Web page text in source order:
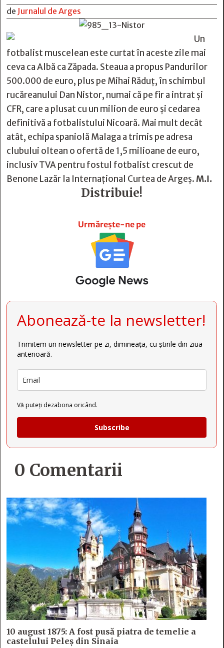
de Jurnalul de Arges
Un
fotbalist muscelean este curtat în aceste zile mai
ceva ca Albă ca Zăpada. Steaua a propus Pandurilor
500.000 de euro, plus pe Mihai Răduț, în schimbul
rucăreanului Dan Nistor, numai că pe fir a intrat și
CFR, care a plusat cu un milion de euro și cedarea
definitivă a fotbalistului Nicoară. Mai mult decât
atât, echipa spaniolă Malaga a trimis pe adresa
clubului oltean o ofertă de 1,5 milioane de euro,
inclusiv TVA pentru fostul fotbalist crescut de
Benone Lazăr la Internațional Curtea de Argeș.M.I.
Distribuie!
Urmărește-ne pe
Abonează-te la newsletter!
Trimitem un newsletter pe zi, dimineața, cu știrile din ziua
anterioară.
Vă puteți dezabona oricând.
Subscribe
0 Comentarii
10 august 1875: A fost pusă piatra de temelie a
castelului Peleș din Sinaia